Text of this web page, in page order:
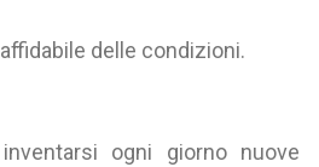
delle condizioni.
ogni giorno nuove